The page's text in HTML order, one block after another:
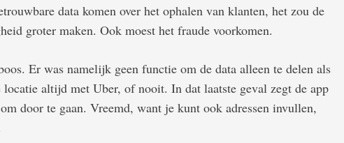
data komen over het ophalen van klanten, het zou de
groter maken. Ook moest het fraude voorkomen.
Er was namelijk geen functie om de data alleen te delen als
altijd met Uber, of nooit. In dat laatste geval zegt de app
door te gaan. Vreemd, want je kunt ook adressen invullen,